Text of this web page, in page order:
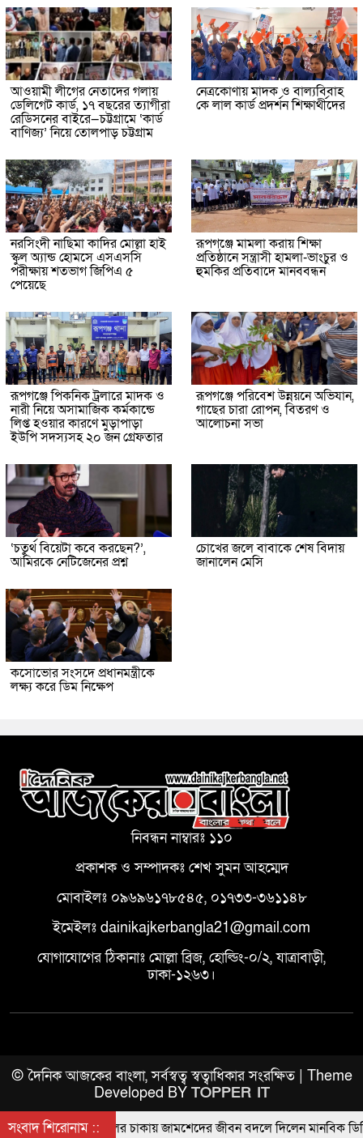
আওয়ামী লীগের নেতাদের গলায়
ডেলিগেট কার্ড, ১৭ বছরের ত্যাগীরা
রেডিসনের বাইরে—চট্টগ্রামে ‘কার্ড
বাণিজ্য’ নিয়ে তোলপাড় চট্টগ্রাম
নেত্রকোণায় মাদক ও বাল্যবিবাহ
কে লাল কার্ড প্রদর্শন শিক্ষার্থীদের
নরসিংদী নাছিমা কাদির মোল্লা হাই
স্কুল অ্যান্ড হোমসে এসএসসি
পরীক্ষায় শতভাগ জিপিএ ৫
পেয়েছে
রূপগঞ্জে মামলা করায় শিক্ষা
প্রতিষ্ঠানে সন্ত্রাসী হামলা-ভাংচুর ও
হুমকির প্রতিবাদে মানববন্ধন
রূপগঞ্জে পিকনিক ট্রলারে মাদক ও
নারী নিয়ে অসামাজিক কর্মকান্ডে
লিপ্ত হওয়ার কারণে মুড়াপাড়া
ইউপি সদস্যসহ ২০ জন গ্রেফতার
রূপগঞ্জে পরিবেশ উন্নয়নে অভিযান,
গাছের চারা রোপন, বিতরণ ও
আলোচনা সভা
‘চতুর্থ বিয়েটা কবে করছেন?’,
আমিরকে নেটিজেনের প্রশ্ন
চোখের জলে বাবাকে শেষ বিদায়
জানালেন মেসি
কসোভোর সংসদে প্রধানমন্ত্রীকে
লক্ষ্য করে ডিম নিক্ষেপ
নিবন্ধন নাম্বারঃ ১১০
প্রকাশক ও সম্পাদকঃ শেখ সুমন আহম্মেদ
মোবাইলঃ ০৯৬৯৬১৭৮৫৪৫, ০১৭৩৩-৩৬১১৪৮
ইমেইলঃ dainikajkerbangla21@gmail.com
যোগাযোগের ঠিকানাঃ মোল্লা ব্রিজ, হোল্ডিং-০/২, যাত্রাবাড়ী,
ঢাকা-১২৬৩।
© দৈনিক আজকের বাংলা, সর্বস্বত্ব স্বত্বাধিকার সংরক্ষিত | Theme
Developed BY TOPPER IT
সংবাদ শিরোনাম ::
সাইকেলের চাকায় জামশেদের জীবন বদলে দিলেন মানবিক ডিসি